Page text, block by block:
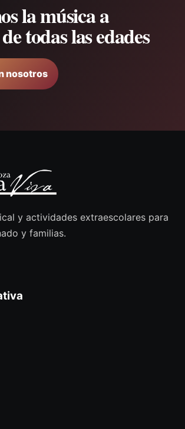
la música a
todas las edades
nosotros
y actividades extraescolares para
y familias.